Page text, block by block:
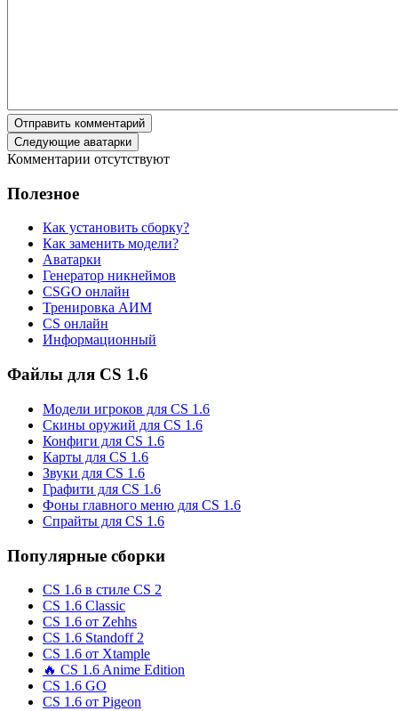
Отправить комментарий
Следующие аватарки
Комментарии отсутствуют
Полезное
Как установить сборку?
Как заменить модели?
Аватарки
Генератор никнеймов
CSGO онлайн
Тренировка АИМ
CS онлайн
Информационный
Файлы для CS 1.6
Модели игроков для CS 1.6
Скины оружий для CS 1.6
Конфиги для CS 1.6
Карты для CS 1.6
Звуки для CS 1.6
Графити для CS 1.6
Фоны главного меню для CS 1.6
Спрайты для CS 1.6
Популярные сборки
CS 1.6 в стиле CS 2
CS 1.6 Classic
CS 1.6 от Zehhs
CS 1.6 Standoff 2
CS 1.6 от Xtample
🔥 CS 1.6 Anime Edition
CS 1.6 GO
CS 1.6 от Pigeon